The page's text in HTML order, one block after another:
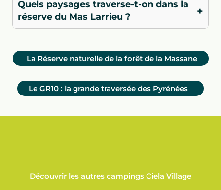
Quels paysages traverse-t-on dans la
réserve du Mas Larrieu ?
+
La Réserve naturelle de la forêt de la Massane
Le GR10 : la grande traversée des Pyrénées
Découvrir les autres campings Ciela Village